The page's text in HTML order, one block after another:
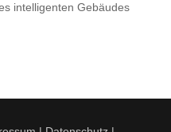
intelligenten Gebäudes